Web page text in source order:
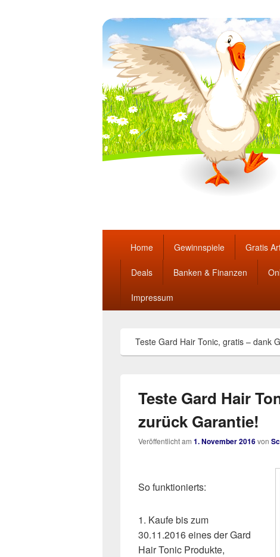
Täglich die
Home Gewinnspiele Gratis
Deals Banken & Finanzen
Impressum
Teste Gard Hair Tonic, gratis – dank
Teste Gard Hair
zurück Garantie!
Veröffentlicht am 1. November 2016von
So funktionierts:
1. Kaufe bis zum
30.11.2016 eines der Gard
Hair Tonic Produkte,